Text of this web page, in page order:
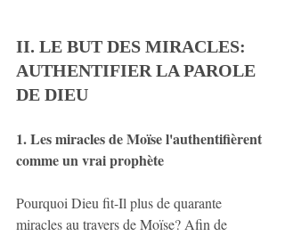
II. LE BUT DES MIRACLES:
AUTHENTIFIER LA PAROLE
DE DIEU
1. Les miracles de Moïse l'authentifièrent
comme un vrai prophète
Pourquoi Dieu fit-Il plus de quarante
miracles au travers de Moïse? Afin de